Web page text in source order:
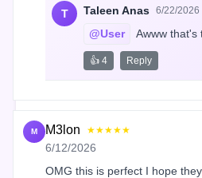
T Taleen Anas 6/22/2026
@User Awww that's
👍 4 Reply
M M3lon ★★★★★
6/12/2026
OMG this is perfect I hope